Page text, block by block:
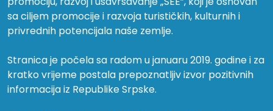
sa ciljem promocije i razvoja turističkih, kulturnih i
privrednih potencijala naše zemlje.
Stranica je počela sa radom u januaru 2019. godine i za
kratko vrijeme postala prepoznatljiv izvor pozitivnih
informacija iz Republike Srpske.